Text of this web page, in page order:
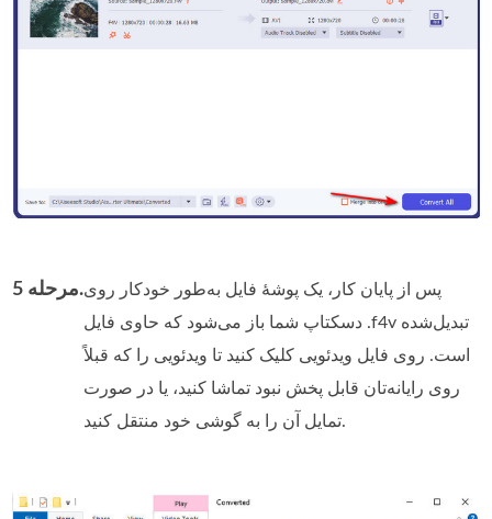
مرحله 5.پس از پایان کار، یک پوشه‌ٔ فایل به‌طور خودکار روی
دسکتاپ شما باز می‌شود که حاوی فایل ‎.f4v‎ تبدیل‌شده
است. روی فایل ویدئویی کلیک کنید تا ویدئویی را که قبلاً
روی رایانه‌تان قابل پخش نبود تماشا کنید، یا در صورت
تمایل آن را به گوشی خود منتقل کنید.